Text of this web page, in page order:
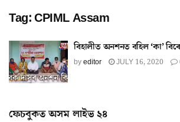
Tag:CPIML Assam
বিহালীত অনশনত বহিল ‘কা’
byeditor JULY 16, 2020
ফেচবুকত অসম লাইভ ২৪